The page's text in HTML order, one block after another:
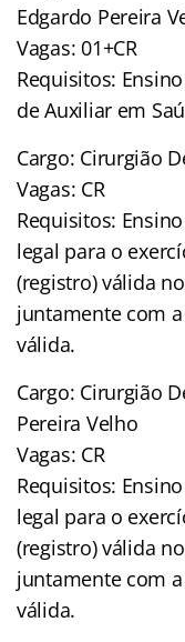
Edgardo Pereira
Vagas: 01+CR
Requisitos:
de Auxiliar em
Cargo: Cirurgião
Vagas: CR
Requisitos:
legal para o
(registro) válida
juntamente com
válida.
Cargo: Cirurgião
Pereira Velho
Vagas: CR
Requisitos:
legal para o
(registro) válida
juntamente com
válida.